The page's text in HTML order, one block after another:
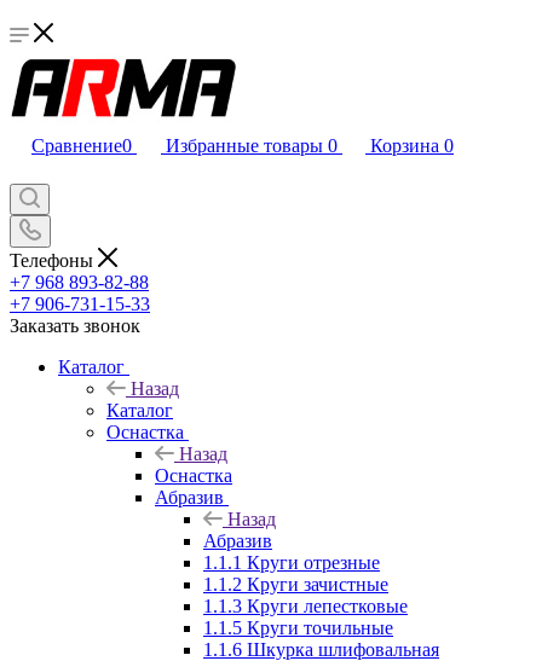
Сравнение0 Избранные товары 0 Корзина 0
Телефоны
+7 968 893-82-88
+7 906-731-15-33
Заказать звонок
Каталог
Назад
Каталог
Оснастка
Назад
Оснастка
Абразив
Назад
Абразив
1.1.1 Круги отрезные
1.1.2 Круги зачистные
1.1.3 Круги лепестковые
1.1.5 Круги точильные
1.1.6 Шкурка шлифовальная